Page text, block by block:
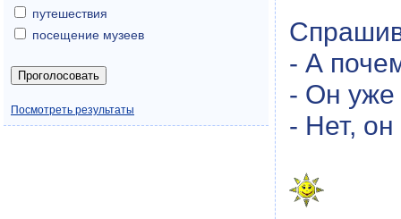
- А
- Он
- Нет,
путешествия
посещение музеев
Посмотреть результаты